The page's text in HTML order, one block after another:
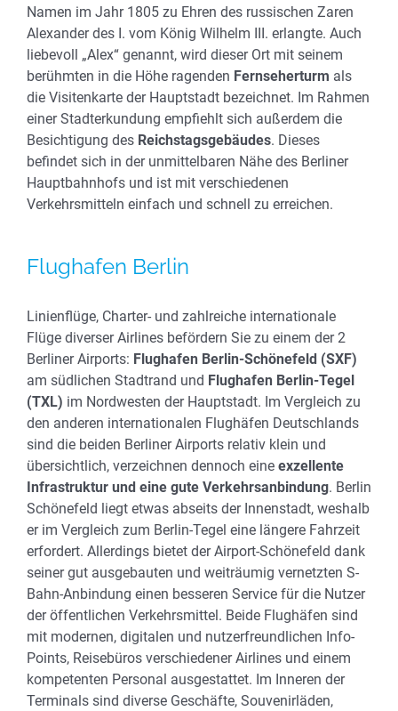
Namen im Jahr 1805 zu Ehren des russischen Zaren
Alexander des I. vom König Wilhelm III. erlangte. Auch
liebevoll „Alex“ genannt, wird dieser Ort mit seinem
berühmten in die Höhe ragenden Fernseherturm als
die Visitenkarte der Hauptstadt bezeichnet. Im Rahmen
einer Stadterkundung empfiehlt sich außerdem die
Besichtigung des Reichstagsgebäudes. Dieses
befindet sich in der unmittelbaren Nähe des Berliner
Hauptbahnhofs und ist mit verschiedenen
Verkehrsmitteln einfach und schnell zu erreichen.
Flughafen Berlin
Linienflüge, Charter- und zahlreiche internationale
Flüge diverser Airlines befördern Sie zu einem der 2
Berliner Airports: Flughafen Berlin-Schönefeld (SXF)
am südlichen Stadtrand und Flughafen Berlin-Tegel
(TXL) im Nordwesten der Hauptstadt. Im Vergleich zu
den anderen internationalen Flughäfen Deutschlands
sind die beiden Berliner Airports relativ klein und
übersichtlich, verzeichnen dennoch eine exzellente
Infrastruktur und eine gute Verkehrsanbindung. Berlin
Schönefeld liegt etwas abseits der Innenstadt, weshalb
er im Vergleich zum Berlin-Tegel eine längere Fahrzeit
erfordert. Allerdings bietet der Airport-Schönefeld dank
seiner gut ausgebauten und weiträumig vernetzten S-
Bahn-Anbindung einen besseren Service für die Nutzer
der öffentlichen Verkehrsmittel. Beide Flughäfen sind
mit modernen, digitalen und nutzerfreundlichen Info-
Points, Reisebüros verschiedener Airlines und einem
kompetenten Personal ausgestattet. Im Inneren der
Terminals sind diverse Geschäfte, Souvenirläden,